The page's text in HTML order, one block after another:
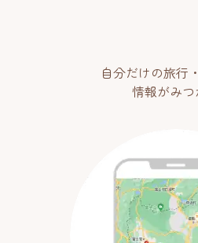
自分だけの旅行
情報がみつ